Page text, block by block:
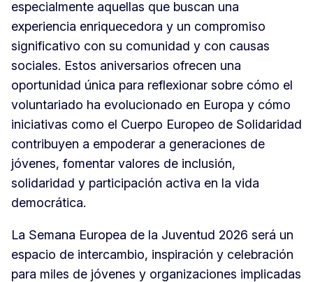
especialmente aquellas que buscan una
experiencia enriquecedora y un compromiso
significativo con su comunidad y con causas
sociales. Estos aniversarios ofrecen una
oportunidad única para reflexionar sobre cómo el
voluntariado ha evolucionado en Europa y cómo
iniciativas como el Cuerpo Europeo de Solidaridad
contribuyen a empoderar a generaciones de
jóvenes, fomentar valores de inclusión,
solidaridad y participación activa en la vida
democrática.
La Semana Europea de la Juventud 2026 será un
espacio de intercambio, inspiración y celebración
para miles de jóvenes y organizaciones implicadas